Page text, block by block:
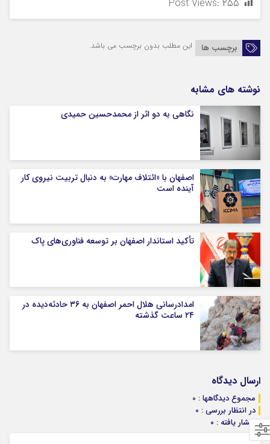
Post Views: ۲۵۵
برچسب ها این مطلب بدون برچسب می باشد.
نوشته های مشابه
نگاهی به دو اثر از محمدحسین حمیدی
اصفهان با «ائتلاف مهارت» به دنبال تربیت نیروی کار
آینده است
تأکید استاندار اصفهان بر توسعه فناوری‌های پاک
امدادرسانی هلال احمر اصفهان به ۳۶ حادثه‌دیده در
۲۴ ساعت گذشته
ارسال دیدگاه
مجموع دیدگاهها : 0
در انتظار بررسی : 0
انتشار یافته : ۰